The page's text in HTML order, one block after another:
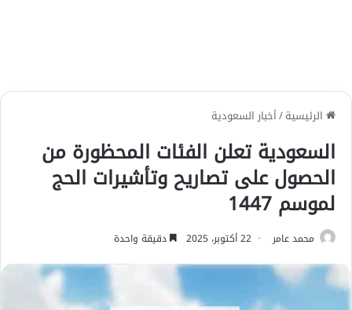
الرئيسية/أخبار السعودية
السعودية تعلن الفئات المحظورة من
الحصول على تصاريح وتأشيرات الحج
لموسم 1447
محمد عامر 22 أكتوبر، 2025 دقيقة واحدة